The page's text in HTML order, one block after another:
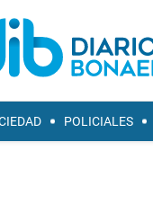
POLICIALES